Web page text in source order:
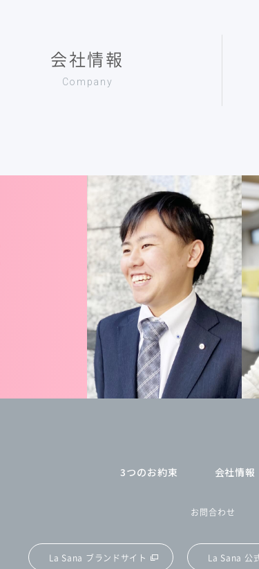
会社情報
Company
3つのお約束 会社情報
お問合わせ
La Sana ブランドサイト La Sana 公